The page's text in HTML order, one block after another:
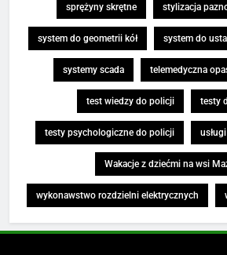
sprężyny skrętne stylizacja
system do geometrii kół system do
systemy scada telemedyczna
test wiedzy do policji testy
testy psychologiczne do policji
Wakacje z dziećmi na wsi
wykonawstwo rozdzielni elektrycznych